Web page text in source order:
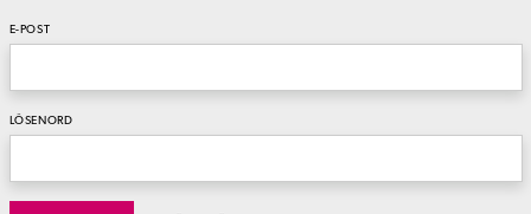
E-POST
LÖSENORD